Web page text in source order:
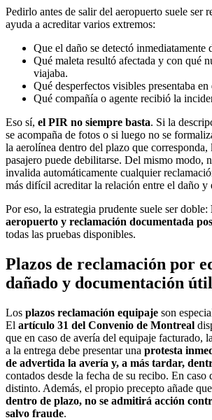
Pedirlo antes de salir del aeropuerto suele ser
ayuda a acreditar varios extremos:
Que el daño se detectó inmediatamente
Qué maleta resultó afectada y con qué
viajaba.
Qué desperfectos visibles presentaba en
Qué compañía o agente recibió la
Eso sí, el PIR no siempre basta. Si la
se acompaña de fotos o si luego no se
la aerolínea dentro del plazo que corresponda,
pasajero puede debilitarse. Del mismo modo,
invalida automáticamente cualquier
más difícil acreditar la relación entre el daño y
Por eso, la estrategia prudente suele ser doble:
aeropuerto y reclamación documentada
todas las pruebas disponibles.
Plazos de reclamación por
dañado y documentación útil
Los plazos reclamación equipaje son
El artículo 31 del Convenio de Montreal
que en caso de avería del equipaje facturado,
a la entrega debe presentar una protesta
de advertida la avería y, a más tardar,
contados desde la fecha de su recibo. En caso
distinto. Además, el propio precepto añade
dentro de plazo, no se admitirá acción
salvo fraude.